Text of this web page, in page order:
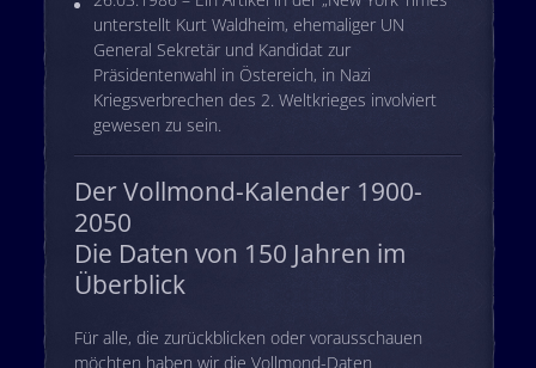
unterstellt Kurt Waldheim, ehemaliger UN
General Sekretär und Kandidat zur
Präsidentenwahl in Östereich, in Nazi
Kriegsverbrechen des 2. Weltkrieges involviert
gewesen zu sein.
Der Vollmond-Kalender 1900-
2050
Die Daten von 150 Jahren im
Überblick
Für alle, die zurückblicken oder vorausschauen
möchten haben wir die Vollmond-Daten